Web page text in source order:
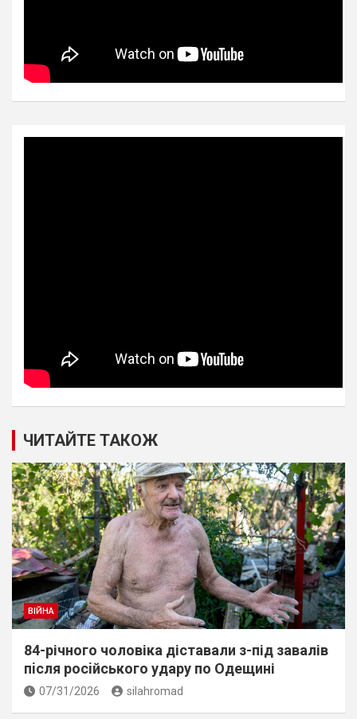
ЧИТАЙТЕ ТАКОЖ
ВІЙНА
84-річного чоловіка діставали з-під завалів
пiсля росiйського удару по Одещині
07/31/2026 silahromad